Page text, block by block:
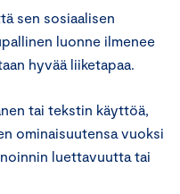
sen sosiaalisen
luonne ilmenee
hyvää liiketapaa.
tai tekstin käyttöä,
ominaisuutensa vuoksi
luettavuutta tai